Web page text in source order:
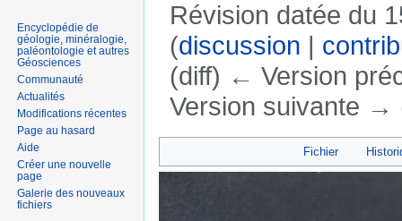
Révision datée du
(discussion |
(diff) ← Version
Version suivante →
Fichier
Encyclopédie de
géologie, minéralogie,
paléontologie et autres
Géosciences
Communauté
Actualités
Modifications récentes
Page au hasard
Aide
Créer une nouvelle
page
Galerie des nouveaux
fichiers